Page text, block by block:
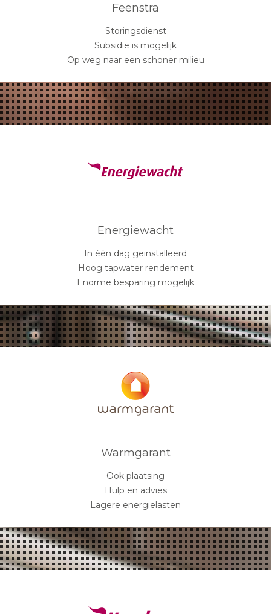
Feenstra
Storingsdienst
Subsidie is mogelijk
Op weg naar een schoner milieu
Energiewacht
In één dag geïnstalleerd
Hoog tapwater rendement
Enorme besparing mogelijk
Warmgarant
Ook plaatsing
Hulp en advies
Lagere energielasten